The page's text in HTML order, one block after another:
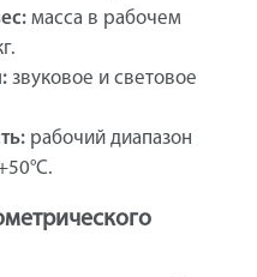
масса в рабочем
звуковое и световое
рабочий диапазон